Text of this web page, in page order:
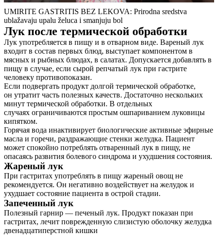
UMIRITE GASTRITIS BEZ LEKOVA: Prirodna sredstva
ublažavaju upalu želuca i smanjuju bol
Лук после термической обработки
Лук употребляется в пищу и в отварном виде. Вареный лук
входит в состав первых блюд, выступает компонентом в
мясных и рыбных блюдах, в салатах. Допускается добавлять в
пищу в случае, если сырой репчатый лук при гастрите
человеку противопоказан.
Если подвергать продукт долгой термической обработке,
он утратит часть полезных качеств. Достаточно нескольких
минут термической обработки. В отдельных
случаях ограничиваются простым ошпариванием луковицы
кипятком.
Горячая вода инактивирует биологические активные эфирные
масла и горечи, раздражающие стенки желудка. Пациент
может спокойно потреблять отваренный лук в пищу, не
опасаясь развития болевого синдрома и ухудшения состояния.
Жареный лук
При гастритах употреблять в пищу жареный овощ не
рекомендуется. Он негативно воздействует на желудок и
ухудшает состояние пациента в острой стадии.
Запеченный лук
Полезный гарнир — печеный лук. Продукт показан при
гастритах, лечит поврежденную слизистую оболочку желудка
двенадцатиперстной кишки